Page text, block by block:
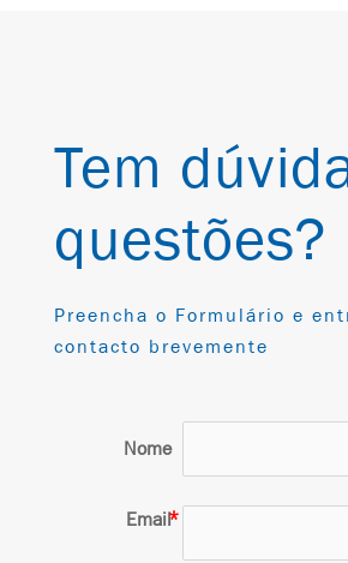
Tem
questões?
Preencha o Formulário e
contacto brevemente
Nome
Email